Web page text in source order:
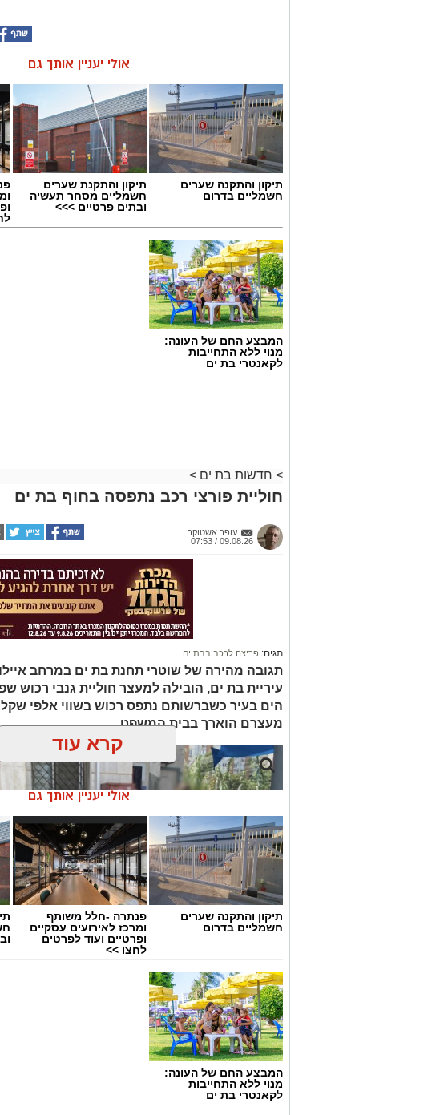
אולי יעניין אותך גם
תיקון והתקנה שערים
חשמליים בדרום
תיקון והתקנת שערים
חשמליים מסחר תעשיה
ובתים פרטיים >>>
המבצע החם של העונה:
מנוי ללא התחייבות
לקאנטרי בת ים
> חדשות בת ים >
חוליית פורצי רכב נתפסה בחוף בת ים
עופר אשטוקר
09.08.26 / 07:53
תגים: פריצה לרכב בבת ים
תגובה מהירה של שוטרי תחנת בת ים במרחב
עיריית בת ים, הובילה למעצר חוליית גנבי רכוש
הים בעיר כשברשותם נתפס רכוש בשווי אלפי
מעצרם הוארך בבית המשפט
צילום: דוברות המשטרה
שנצפו פורצים לרכב חונה בחניון החוף הנפרד בבת ים,
לרכב נוסף.
קרא עוד
אולי יעניין אותך גם
תיקון והתקנה שערים
חשמליים בדרום
פנתרה -חלל משותף
ומרכז לאירועים עסקיים
ופרטיים ועוד לפרטים
לחצו >>
המבצע החם של העונה:
מנוי ללא התחייבות
לקאנטרי בת ים